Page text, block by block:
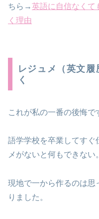
ちら→英語に自信なくて
く理由
レジュメ（英文
く
これが私の一番の後悔で
語学学校を卒業してすぐ
メがないと何もできない。
現地で一から作るのは思
りました。